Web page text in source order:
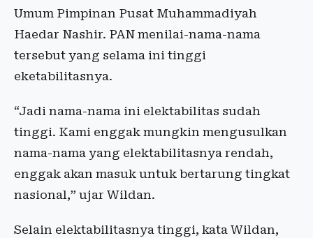
Umum Pimpinan Pusat Muhammadiyah
Haedar Nashir. PAN menilai-nama-nama
tersebut yang selama ini tinggi
eketabilitasnya.
“Jadi nama-nama ini elektabilitas sudah
tinggi. Kami enggak mungkin mengusulkan
nama-nama yang elektabilitasnya rendah,
enggak akan masuk untuk bertarung tingkat
nasional,” ujar Wildan.
Selain elektabilitasnya tinggi, kata Wildan,